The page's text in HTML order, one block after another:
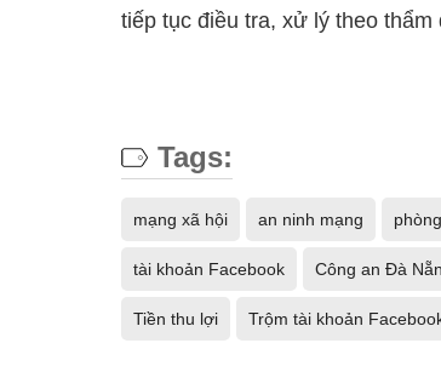
tiếp tục điều tra, xử lý theo thẩm
Tags:
mạng xã hội an ninh mạng
tài khoản Facebook Công an Đà
Tiền thu lợi Trộm tài khoản